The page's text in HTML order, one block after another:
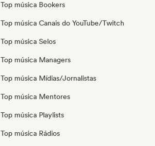
Top música Bookers
Top música Canais do YouTube/Twitch
Top música Selos
Top música Managers
Top música Mídias/Jornalistas
Top música Mentores
Top música Playlists
Top música Rádios